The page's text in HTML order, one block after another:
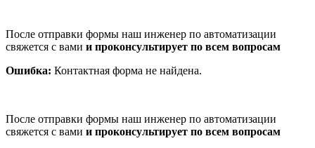
После отправки формы наш инженер по автоматизации
свяжется с вами и проконсультирует по всем вопросам
Ошибка: Контактная форма не найдена.
После отправки формы наш инженер по автоматизации
свяжется с вами и проконсультирует по всем вопросам